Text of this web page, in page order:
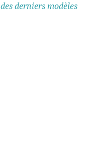
derniers modèles